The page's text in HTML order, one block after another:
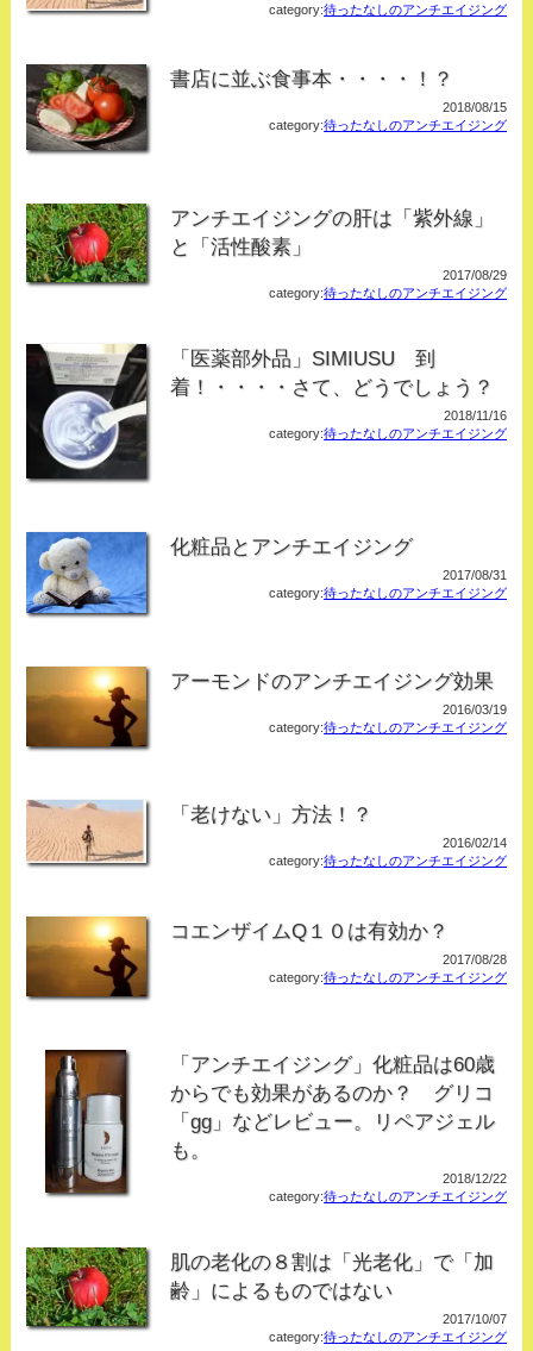
category:待ったなしのアンチエイジング
書店に並ぶ食事本・・・・！？
2018/08/15
category:待ったなしのアンチエイジング
アンチエイジングの肝は「紫外線」
と「活性酸素」
2017/08/29
category:待ったなしのアンチエイジング
「医薬部外品」SIMIUSU 到
着！・・・・さて、どうでしょう？
2018/11/16
category:待ったなしのアンチエイジング
化粧品とアンチエイジング
2017/08/31
category:待ったなしのアンチエイジング
アーモンドのアンチエイジング効果
2016/03/19
category:待ったなしのアンチエイジング
「老けない」方法！？
2016/02/14
category:待ったなしのアンチエイジング
コエンザイムQ１０は有効か？
2017/08/28
category:待ったなしのアンチエイジング
「アンチエイジング」化粧品は60歳
からでも効果があるのか？ グリコ
「gg」などレビュー。リペアジェル
も。
2018/12/22
category:待ったなしのアンチエイジング
肌の老化の８割は「光老化」で「加
齢」によるものではない
2017/10/07
category:待ったなしのアンチエイジング